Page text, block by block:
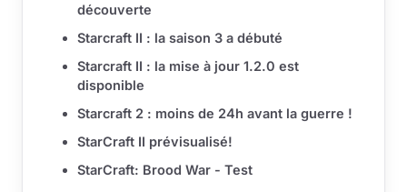
découverte
Starcraft II : la saison 3 a débuté
Starcraft II : la mise à jour 1.2.0 est
disponible
Starcraft 2 : moins de 24h avant la guerre !
StarCraft II prévisualisé!
StarCraft: Brood War - Test